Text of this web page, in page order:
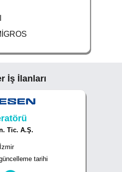
İş İlanları
Tic. A.Ş.
tarihi